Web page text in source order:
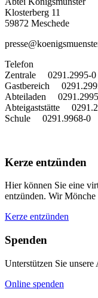
Klosterberg 11
59872 Meschede
Telefon
Zentrale 0291.2995-0
Gastbereich
Abteiladen
Abteigaststätte
Schule 0291.9968-0
Kerze entzünden
Hier können Sie eine
entzünden. Wir
Kerze entzünden
Spenden
Unterstützen Sie
Online spenden